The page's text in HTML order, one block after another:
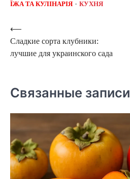
ЇЖА ТА КУЛІНАРІЯ КУХНЯ
Навигация
по
⟵
Сладкие сорта клубники:
лучшие для украинского сада
Связанные записи